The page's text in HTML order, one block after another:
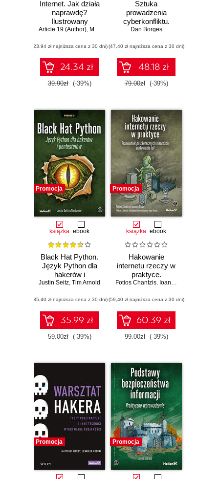
Internet. Jak działa
naprawdę?
Ilustrowany
przewodnik po
prywatności,
cenzurze i
zarządzaniu
Article 19 (Author), Mallory Knodel (Contributor)
(23,94 zł najniższa cena z 30 dni)
24.34 zł
39.90zł (-39%)
Sztuka
prowadzenia
cyberkonfliktu.
Atak i obrona w
rzeczywistym
Dan Borges
(47,40 zł najniższa cena z 30 dni)
48.18 zł
79.00zł (-39%)
Promocja
książka ebook
Black Hat Python.
Język Python dla
hakerów i
pentesterów.
Justin Seitz, Tim Arnold
(35,40 zł najniższa cena z 30 dni)
35.99 zł
59.00zł (-39%)
Promocja
książka ebook
Hakowanie
internetu rzeczy w
praktyce.
Przewodnik po
metodach
atakowania IoT
Fotios Chantzis, Ioannis Stais
(59,40 zł najniższa cena z 30 dni)
60.39 zł
99.00zł (-39%)
Promocja Promocja